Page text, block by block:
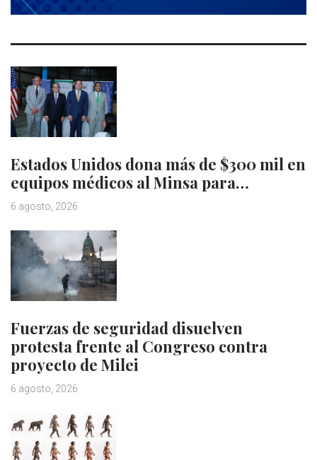
Estados Unidos dona más de $300 mil en
equipos médicos al Minsa para…
6 agosto, 2026
Fuerzas de seguridad disuelven
protesta frente al Congreso contra
proyecto de Milei
6 agosto, 2026